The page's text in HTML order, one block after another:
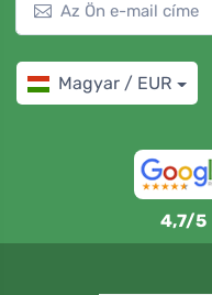
Magyar / EUR
4,7/5